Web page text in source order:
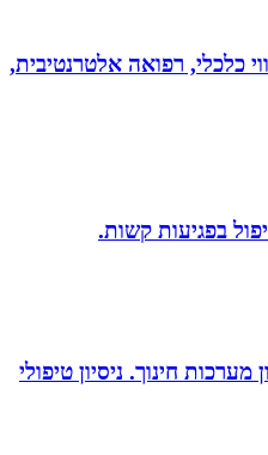
כלכלי, רפואה אלטרנטיבית,
בפגיעות קשות.
חינוך. ניסיון טיפולי